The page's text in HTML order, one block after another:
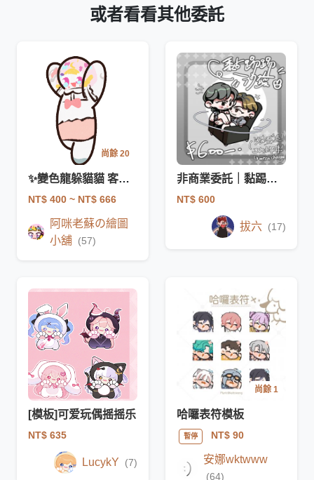
或者看看其他委託
尚餘 20
✨變色龍躲貓貓 客製化小人✨
NT$ 400 ~ NT$ 666
阿咪老蘇の繪圖
小舖 (57)
非商業委託｜黏踢踢沙發！
NT$ 600
拔六 (17)
[模板]可爱玩偶摇摇乐
NT$ 635
LucykY (7)
尚餘 1
哈囉表符模板
暫停 NT$ 90
安娜wktwww
(64)